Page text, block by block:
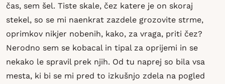
čas, sem šel. Tiste skale, čez katere je on skoraj
stekel, so se mi naenkrat zazdele grozovite strme,
oprimkov nikjer nobenih, kako, za vraga, priti čez?
Nerodno sem se kobacal in tipal za oprijemi in se
nekako le spravil prek njih. Od tu naprej so bila vsa
mesta, ki bi se mi pred to izkušnjo zdela na pogled